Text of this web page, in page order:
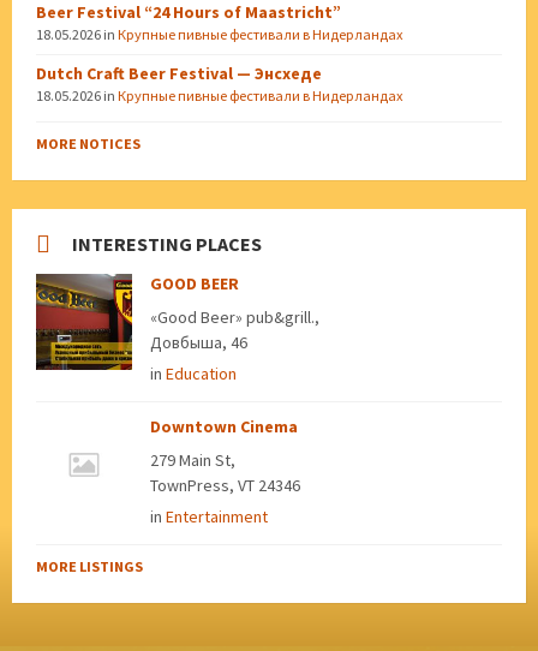
Beer Festival “24 Hours of Maastricht”
18.05.2026 in Крупные пивные фестивали в Нидерландах
Dutch Craft Beer Festival — Энсхеде
18.05.2026 in Крупные пивные фестивали в Нидерландах
MORE NOTICES
INTERESTING PLACES
GOOD BEER
«Good Beer» pub&grill.,
Довбыша, 46
in Education
Downtown Cinema
279 Main St,
TownPress, VT 24346
in Entertainment
MORE LISTINGS